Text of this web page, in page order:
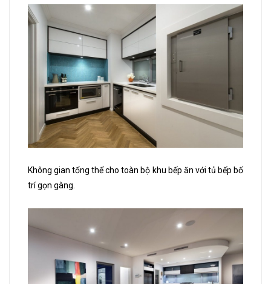
Không gian tổng thể cho toàn bộ khu bếp ăn với tủ bếp bố
trí gọn gàng.